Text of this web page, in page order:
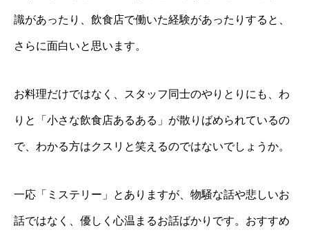
識があったり、飲食店で働いた経験があったりすると、
さらに面白いと思います。
お料理だけではなく、スタッフ同士のやりとりにも、わ
りと「小さな飲食店あるある」が散りばめられているの
で、わかる方はクスリと笑えるのではないでしょうか。
一応「ミステリー」とありますが、物騒な話や悲しいお
話ではなく、優しく心温まるお話ばかりです。おすすめ